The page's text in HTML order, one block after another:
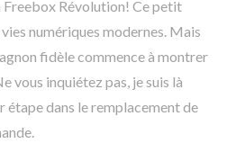
Freebox Révolution! Ce petit
numériques modernes. Mais
fidèle commence à montrer
vous inquiétez pas, je suis là
étape dans le remplacement de